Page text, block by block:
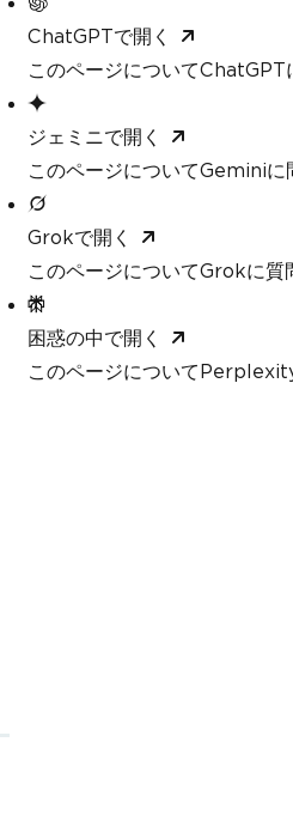
ChatGPTで開く
このページについてChatGPT
ジェミニで開く
このページについてGeminiに
Grokで開く
このページについてGrokに質
困惑の中で開く
このページについて